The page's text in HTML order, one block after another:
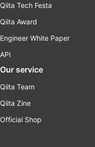
Qiita Tech Festa
Qiita Award
Engineer White Paper
API
Our service
Qiita Team
Qiita Zine
Official Shop